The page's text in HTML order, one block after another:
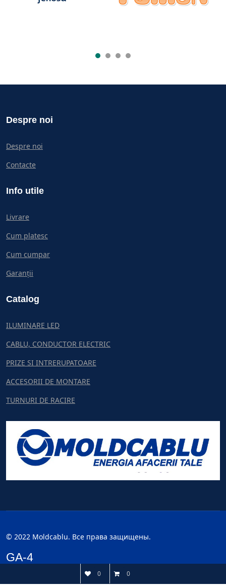
Despre noi
Despre noi
Contacte
Info utile
Livrare
Cum platesc
Cum cumpar
Garanții
Catalog
ILUMINARE LED
CABLU, CONDUCTOR ELECTRIC
PRIZE SI INTRERUPATOARE
ACCESORII DE MONTARE
TURNURI DE RACIRE
© 2022 Moldcablu. Все права защищены.
GA-4
0 0